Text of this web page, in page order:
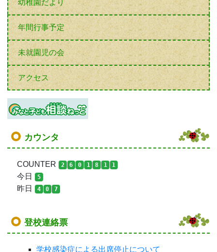
幼稚園だより
年間行事予定
未就園児の会
アクセス
カウンタ
COUNTER 2 6 0 1 8 1 1
今日 5
昨日 4 0 7
登校連絡票
学校感染症による出席停止について